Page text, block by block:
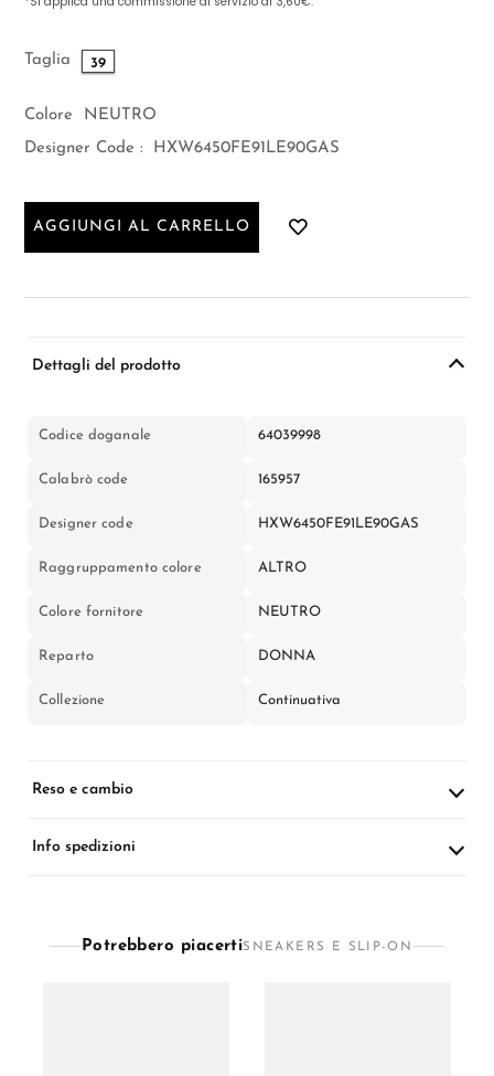
Taglia 39
Colore
NEUTRO
Designer Code :
HXW6450FE91LE90GAS
AGGIUNGI AL CARRELLO
Dettagli del prodotto
Codice doganale 64039998
Calabrò code 165957
Designer code HXW6450FE91LE90GAS
Raggruppamento colore ALTRO
Colore fornitore NEUTRO
Reparto DONNA
Collezione Continuativa
Reso e cambio
Info spedizioni
Potrebbero piacertiSNEAKERS E SLIP-ON